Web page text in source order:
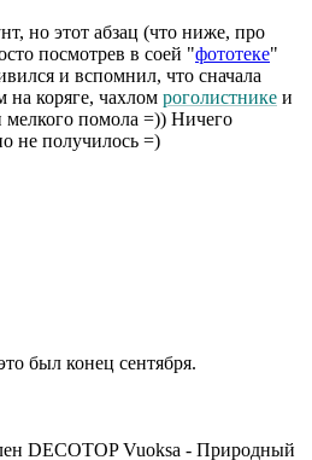
но этот абзац (что ниже, про
посмотрев в соей "фототеке"
и вспомнил, что сначала
на коряге, чахлом роголистнике и
мелкого помола =)) Ничего
не получилось =)
был конец сентября.
DECOTOP Vuoksa - Природный